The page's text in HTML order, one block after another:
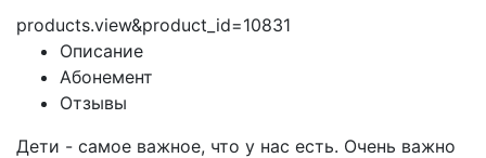
products.view&product_id=10831
Описание
Абонемент
Отзывы
Дети - самое важное, что у нас есть. Очень важно